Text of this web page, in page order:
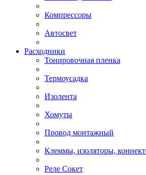
Компрессоры
Автосвет
Расходники
Тонировочная пленка
Термоусадка
Изолента
Хомуты
Провод монтажный
Клеммы, изоляторы,
Реле Сокет